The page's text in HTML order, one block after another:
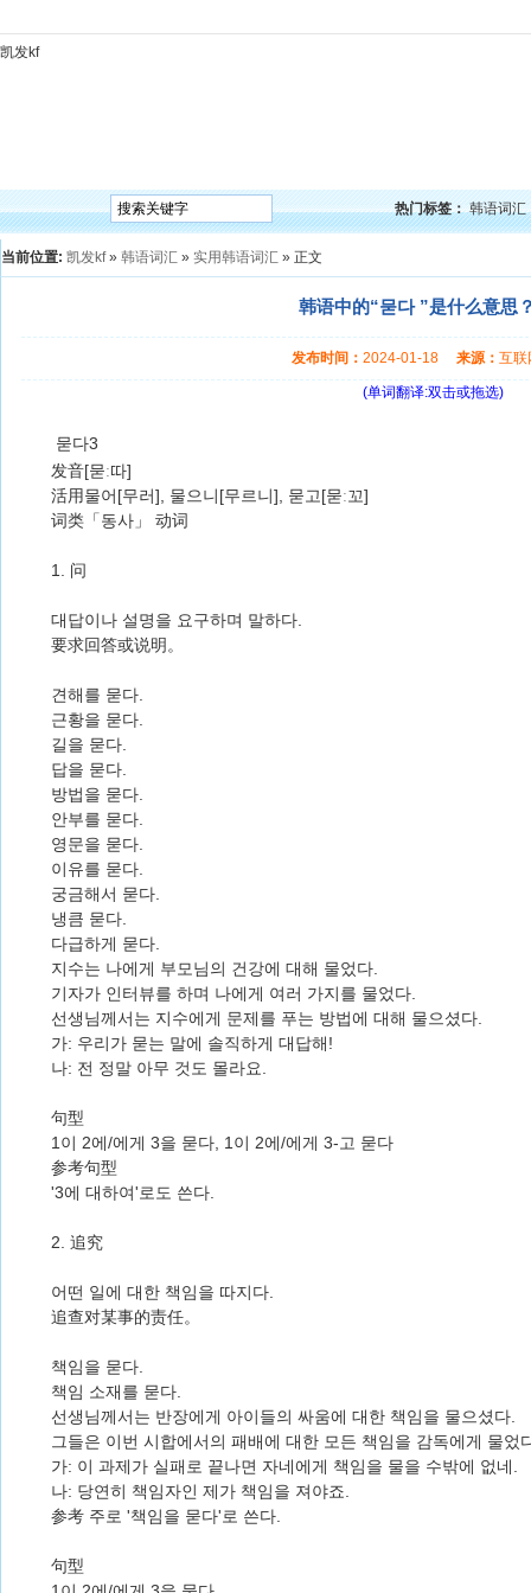
凯发kf
热门标签： 韩语词汇
当前位置: 凯发kf» 韩语词汇 » 实用韩语词汇 » 正文
韩语中的“묻다 ”是什么意思
发布时间： 2024-01-18 来源： 互
(单词翻译:双击或拖选)
묻다3
发音[묻ː따]
活用물어[무러], 물으니[무르니], 묻고[묻ː꼬]
词类「동사」 动词
1. 问
대답이나 설명을 요구하며 말하다.
要求回答或说明。
견해를 묻다.
근황을 묻다.
길을 묻다.
답을 묻다.
방법을 묻다.
안부를 묻다.
영문을 묻다.
이유를 묻다.
궁금해서 묻다.
냉큼 묻다.
다급하게 묻다.
지수는 나에게 부모님의 건강에 대해 물었다.
기자가 인터뷰를 하며 나에게 여러 가지를 물었다.
선생님께서는 지수에게 문제를 푸는 방법에 대해 물으셨다.
가: 우리가 묻는 말에 솔직하게 대답해!
나: 전 정말 아무 것도 몰라요.
句型
1이 2에/에게 3을 묻다, 1이 2에/에게 3-고 묻다
参考句型
'3에 대하여'로도 쓴다.
2. 追究
어떤 일에 대한 책임을 따지다.
追查对某事的责任。
책임을 묻다.
책임 소재를 묻다.
선생님께서는 반장에게 아이들의 싸움에 대한 책임을 물으셨다.
그들은 이번 시합에서의 패배에 대한 모든 책임을 감독에게 물었
가: 이 과제가 실패로 끝나면 자네에게 책임을 물을 수밖에 없네.
나: 당연히 책임자인 제가 책임을 져야죠.
参考 주로 '책임을 묻다'로 쓴다.
句型